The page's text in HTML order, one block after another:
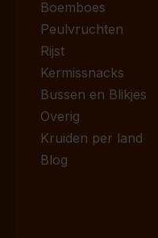
Boemboes
Peulvruchten
Rijst
Kermissnacks
Bussen en Blikjes
Overig
Kruiden per land
Blog